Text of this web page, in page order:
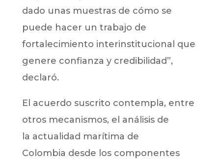
dado unas muestras de cómo se
puede hacer un trabajo de
fortalecimiento interinstitucional que
genere confianza y credibilidad”,
declaró.
El acuerdo suscrito contempla, entre
otros mecanismos, el análisis de
la actualidad marítima de
Colombia desde los componentes